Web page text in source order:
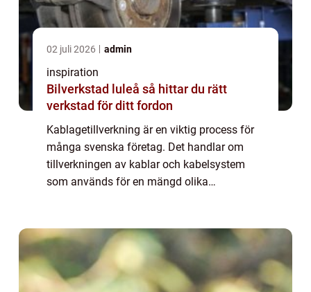
02 juli 2026 admin
inspiration
Bilverkstad luleå så hittar du rätt
verkstad för ditt fordon
Kablagetillverkning är en viktig process för
många svenska företag. Det handlar om
tillverkningen av kablar och kabelsystem
som används för en mängd olika